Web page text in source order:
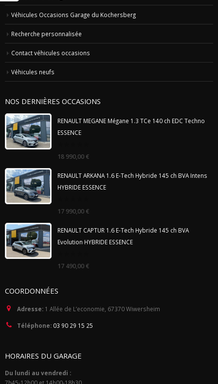
Véhicules Occasions Garage du Kochersberg
Recherche personnalisée
Contact véhicules occasions
Véhicules neufs
NOS DERNIÈRES OCCASIONS
RENAULT MEGANE Mégane 1.3 TCe 140 ch EDC Techno
ESSENCE
out
18 990,00 €
RENAULT ARKANA 1.6 E-Tech Hybride 145 ch BVA Intens
HYBRIDE ESSENCE
out
17 990,00 €
RENAULT CAPTUR 1.6 E-Tech Hybride 145 ch BVA
Evolution HYBRIDE ESSENCE
out
17 490,00 €
COORDONNÉES
Adresse: 1 Allée de L’economie, 67370 Wiwersheim
Téléphone: 03 90 29 15 25
HORAIRES DU GARAGE
Du lundi au vendredi :
7h45-12h00 et 14h00-18h30